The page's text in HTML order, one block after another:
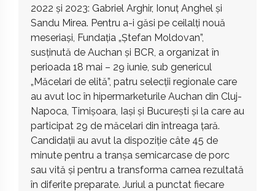
2022 și 2023: Gabriel Arghir, Ionuț Anghel și
Sandu Mirea. Pentru a-i găsi pe ceilalți nouă
meseriași, Fundația „Ștefan Moldovan”,
susținută de Auchan și BCR, a organizat în
perioada 18 mai – 29 iunie, sub genericul
„Măcelari de elită”, patru selecții regionale care
au avut loc în hipermarketurile Auchan din Cluj-
Napoca, Timișoara, Iași și București și la care au
participat 29 de măcelari din întreaga țară.
Candidații au avut la dispoziție câte 45 de
minute pentru a tranșa semicarcase de porc
sau vită și pentru a transforma carnea rezultată
în diferite preparate. Juriul a punctat fiecare